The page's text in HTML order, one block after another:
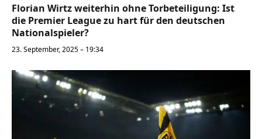
Florian Wirtz weiterhin ohne Torbeteiligung: Ist
die Premier League zu hart für den deutschen
Nationalspieler?
23. September, 2025 – 19:34